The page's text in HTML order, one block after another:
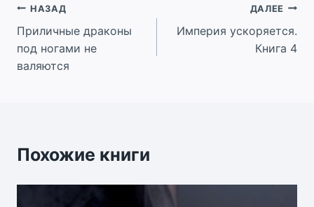
Навигация
по
записям
НАЗАД
Приличные драконы
под ногами не
валяются
ДАЛЕЕ
Империя ускоряется.
Книга 4
Похожие книги